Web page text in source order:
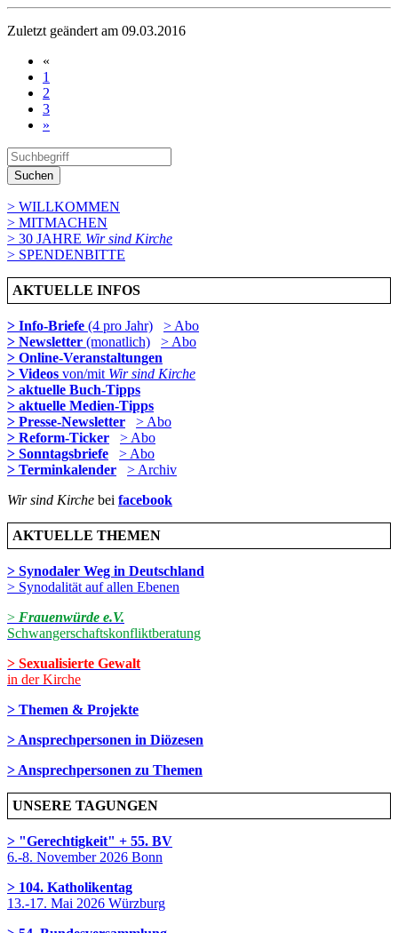
Zuletzt geändert am 09­.03.2016
«
1
2
3
»
Suchen
> WILLKOMMEN
> MITMACHEN
> 30 JAHRE Wir sind Kirche
> SPENDENBITTE
AKTUELLE INFOS
> Info-Briefe (4 pro Jahr)
> Abo
> Newsletter (monatlich)
> Abo
> Online-Veranstaltungen
> Videos von/mit Wir sind Kirche
> aktuelle Buch-Tipps
> aktuelle Medien-Tipps
> Presse-Newsletter
> Abo
> Reform-Ticker
> Abo
> Sonntagsbriefe
> Abo
> Terminkalender
> Archiv
Wir sind Kirche bei facebook
AKTUELLE THEMEN
> Synodaler Weg in Deutschland
> Synodalität auf allen Ebenen
> Frauenwürde e.V.
Schwangerschaftskonfliktberatung
> Sexualisierte Gewalt
in der Kirche
> Themen & Projekte
> Ansprechpersonen in Diözesen
> Ansprechpersonen zu Themen
UNSERE TAGUNGEN
> "Gerechtigkeit" + 55. BV
6.-8. November 2026 Bonn
> 104. Katholikentag
13.-17. Mai 2026 Würzburg